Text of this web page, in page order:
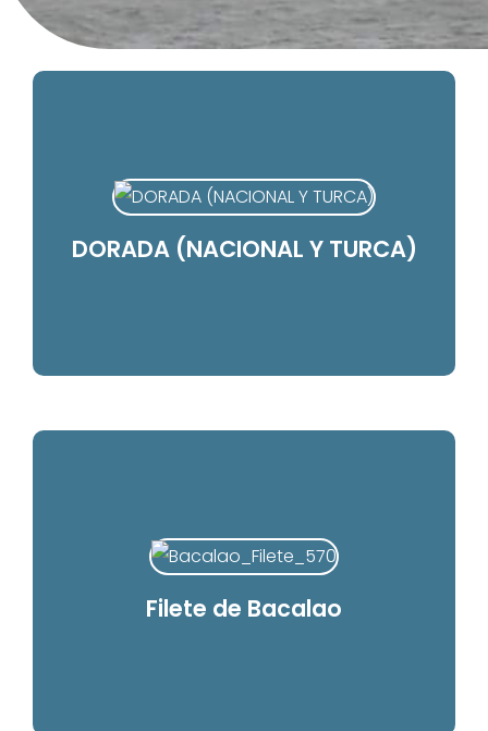
DORADA (NACIONAL Y TURCA)
Filete de Bacalao